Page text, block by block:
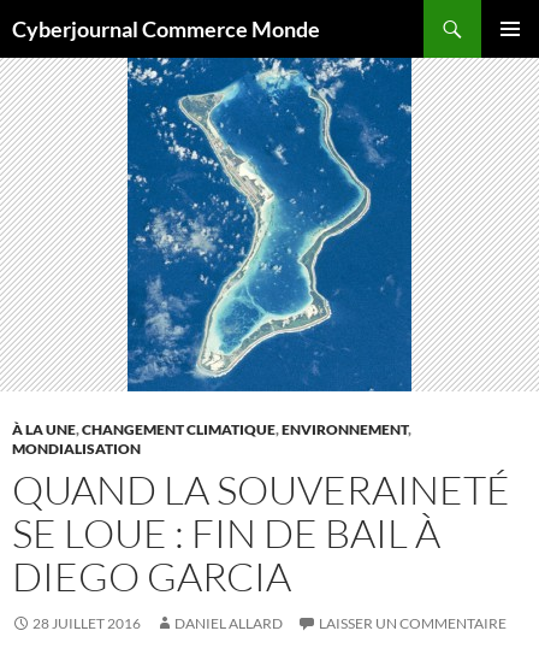
au
contenu
Cyberjournal Commerce Monde
MENU
À LA UNE,CHANGEMENT CLIMATIQUE,ENVIRONNEMENT,
MONDIALISATION
QUAND LA SOUVERAINETÉ
SE LOUE : FIN DE BAIL À
DIEGO GARCIA
28 JUILLET 2016 DANIEL ALLARD LAISSER UN COMMENTAIRE